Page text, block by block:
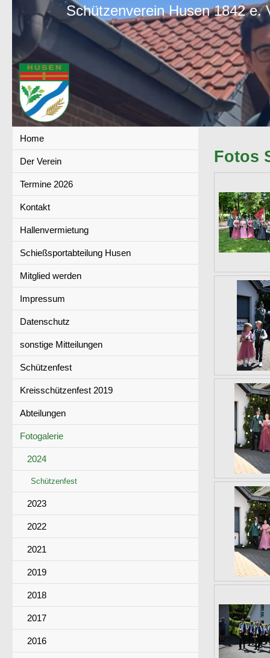
Schützenverein Husen 1842 e.
Home
Der Verein
Termine 2026
Kontakt
Hallenvermietung
Schießsportabteilung Husen
Mitglied werden
Impressum
Datenschutz
sonstige Mitteilungen
Schützenfest
Kreisschützenfest 2019
Abteilungen
Fotogalerie
2024
Schützenfest
2023
2022
2021
2019
2018
2017
2016
Fotos